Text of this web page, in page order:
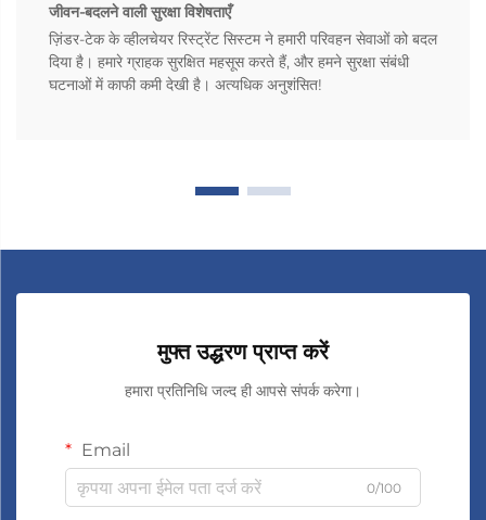
जीवन-बदलने वाली सुरक्षा विशेषताएँ
ज़िंडर-टेक के व्हीलचेयर रिस्ट्रेंट सिस्टम ने हमारी परिवहन सेवाओं को बदल
दिया है। हमारे ग्राहक सुरक्षित महसूस करते हैं, और हमने सुरक्षा संबंधी
घटनाओं में काफी कमी देखी है। अत्यधिक अनुशंसित!
मुफ्त उद्धरण प्राप्त करें
हमारा प्रतिनिधि जल्द ही आपसे संपर्क करेगा।
Email
0/100